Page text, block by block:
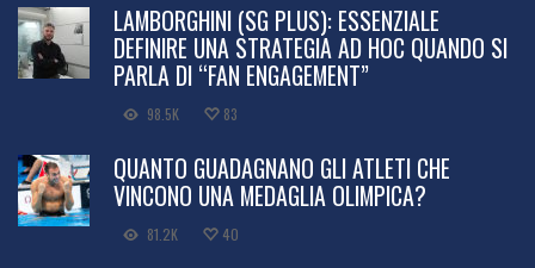
LAMBORGHINI (SG PLUS): ESSENZIALE
DEFINIRE UNA STRATEGIA AD HOC QUANDO SI
PARLA DI “FAN ENGAGEMENT”
98.5K 83
QUANTO GUADAGNANO GLI ATLETI CHE
VINCONO UNA MEDAGLIA OLIMPICA?
81.2K 40